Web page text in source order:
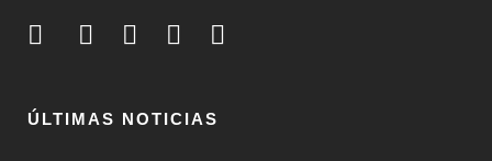
ÚLTIMAS NOTICIAS